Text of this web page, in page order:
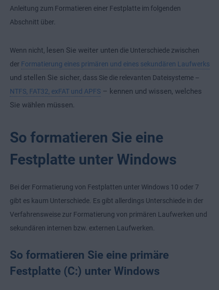
Anleitung zum Formatieren einer Festplatte im folgenden
Abschnitt über.
Wenn nicht, lesen Sie weiter unten die Unterschiede zwischen
der Formatierung eines primären und eines sekundären Laufwerks
und stellen Sie sicher, dass Sie die relevanten Dateisysteme –
NTFS, FAT32, exFAT und APFS – kennen und wissen, welches
Sie wählen müssen.
So formatieren Sie eine
Festplatte unter Windows
Bei der Formatierung von Festplatten unter Windows 10 oder 7
gibt es kaum Unterschiede. Es gibt allerdings Unterschiede in der
Verfahrensweise zur Formatierung von primären Laufwerken und
sekundären internen bzw. externen Laufwerken.
So formatieren Sie eine primäre
Festplatte (C:) unter Windows